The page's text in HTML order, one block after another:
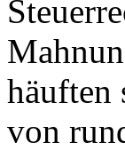
häuften
von